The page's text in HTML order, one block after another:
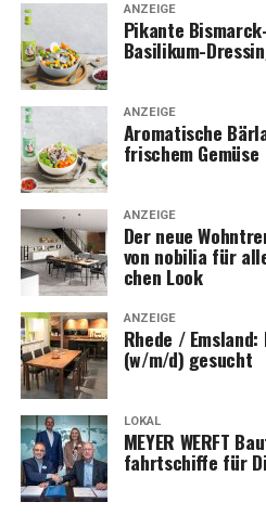
ANZEIGE
Pikan­te
Basilikum-
ANZEIGE
Aro­ma­ti­sche
fri­schem Gemüse
ANZEIGE
Der neue
von nobi­lia für
chen Look
ANZEIGE
Rhe­de /
(w/m/d) gesucht
LOKAL
MEYER WERFT
fahrt­schif­fe für